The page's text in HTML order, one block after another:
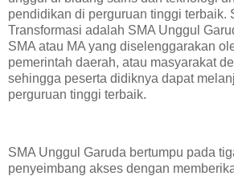
pendidikan di perguruan tinggi terbaik.
Transformasi adalah SMA Unggul
SMA atau MA yang diselenggarakan
pemerintah daerah, atau masyarakat
sehingga peserta didiknya dapat
perguruan tinggi terbaik.
SMA Unggul Garuda bertumpu pada
penyeimbang akses dengan